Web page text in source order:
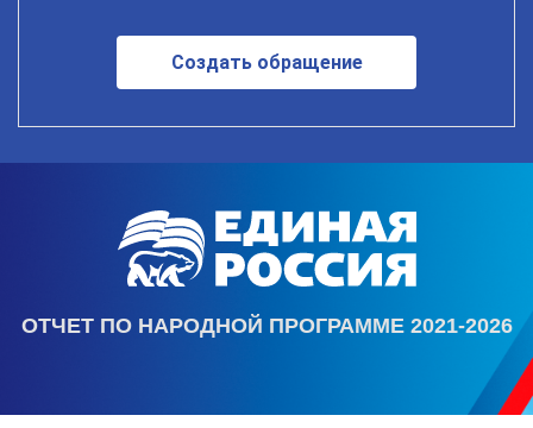
Создать обращение
ОТЧЕТ ПО НАРОДНОЙ ПРОГРАММЕ 2021-2026